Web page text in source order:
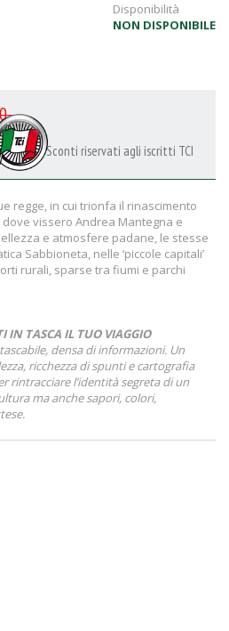
Disponibilità
NON DISPONIBILE
Sconti riservati agli iscritti TCI
regge, in cui trionfa il rinascimento
vissero Andrea Mantegna e
e atmosfere padane, le stesse
Sabbioneta, nelle ‘piccole capitali’
rurali, sparse tra fiumi e parchi
IN TASCA IL TUO VIAGGIO
densa di informazioni. Un
ricchezza di spunti e cartografia
rintracciare l’identità segreta di un
ma anche sapori, colori,